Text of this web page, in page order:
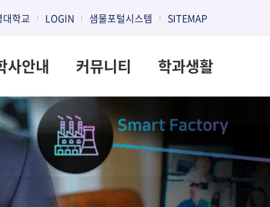
대학교 LOGIN 샘물포털시스템 SITEMAP
사안내 커뮤니티 학과생활